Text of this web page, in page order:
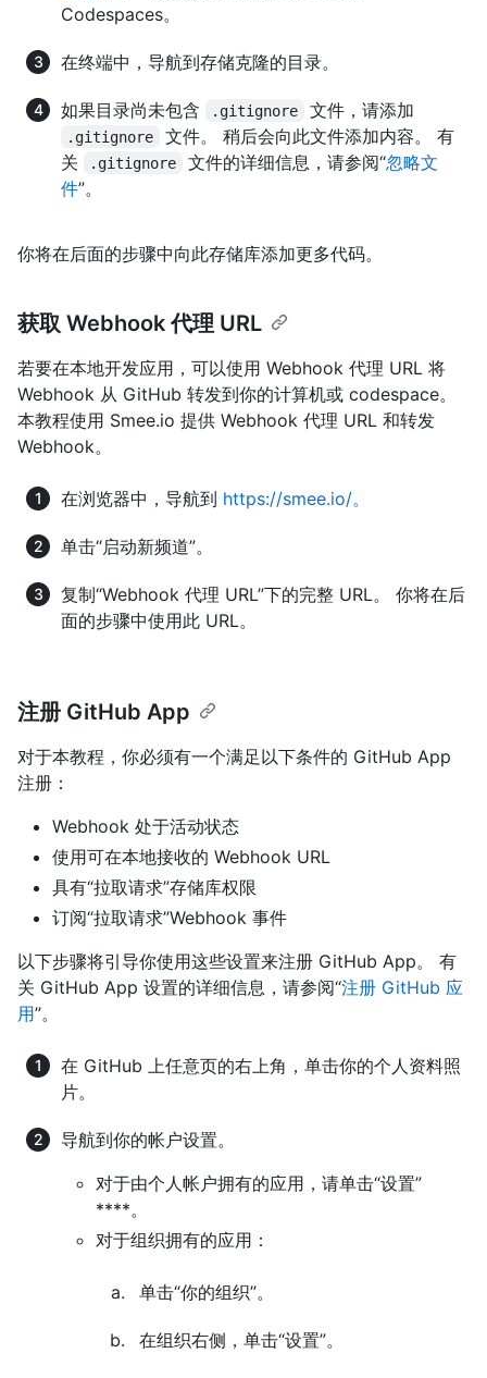
Codespaces。
在终端中，导航到存储克隆的目录。
如果目录尚未包含 .gitignore 文件，请添加
.gitignore
文件。 稍后会向此文件添加内容。 有
关
.gitignore 文件的详细信息，请参阅“忽略文
件”。
你将在后面的步骤中向此存储库添加更多代码。
获取 Webhook 代理 URL
若要在本地开发应用，可以使用 Webhook 代理 URL 将
Webhook 从 GitHub 转发到你的计算机或 codespace。
本教程使用 Smee.io 提供 Webhook 代理 URL 和转发
Webhook。
在浏览器中，导航到 https://smee.io/。
单击“启动新频道”。
复制“Webhook 代理 URL”下的完整 URL。 你将在后
面的步骤中使用此 URL。
注册 GitHub App
对于本教程，你必须有一个满足以下条件的 GitHub App
注册：
Webhook 处于活动状态
使用可在本地接收的 Webhook URL
具有“拉取请求”存储库权限
订阅“拉取请求”Webhook 事件
以下步骤将引导你使用这些设置来注册 GitHub App。 有
关 GitHub App 设置的详细信息，请参阅“注册 GitHub 应
用”。
在 GitHub 上任意页的右上角，单击你的个人资料照
片。
导航到你的帐户设置。
对于由个人帐户拥有的应用，请单击“设置”
****。
对于组织拥有的应用：
单击“你的组织”。
在组织右侧，单击“设置”。